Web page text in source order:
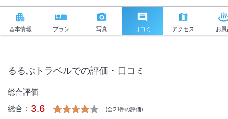
基本情報 プラン 写真 口コミ アクセス お
るるぶトラベルでの評価・口コミ
総合評価
総合： 3.6 (全21件の評価)